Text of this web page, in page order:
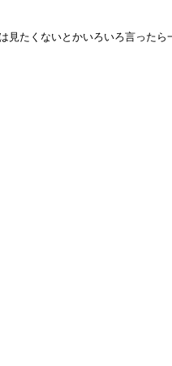
見たくないとかいろいろ言った